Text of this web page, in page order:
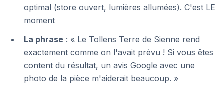
optimal (store ouvert, lumières allumées). C'est LE
moment
La phrase : « Le Tollens Terre de Sienne rend
exactement comme on l'avait prévu ! Si vous êtes
content du résultat, un avis Google avec une
photo de la pièce m'aiderait beaucoup. »